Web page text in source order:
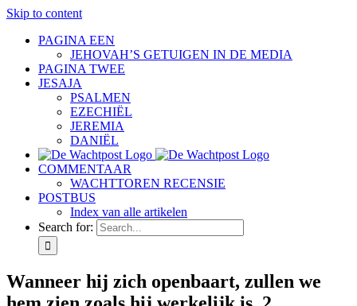
Skip to content
PAGINA EEN
JEHOVAH’S GETUIGEN IN DE MEDIA
PAGINA TWEE
JESAJA
PSALMEN
EZECHIËL
JEREMIA
DANIËL
COMMENTAAR
WACHTTOREN RECENSIE
POSTBUS
Index van alle artikelen
Search for:
Wanneer hij zich openbaart, zullen we